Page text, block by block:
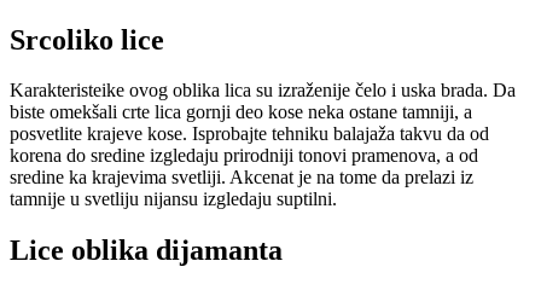
Srcoliko lice
Karakteristeike ovog oblika lica su izraženije čelo i uska brada. Da
biste omekšali crte lica gornji deo kose neka ostane tamniji, a
posvetlite krajeve kose. Isprobajte tehniku balajaža takvu da od
korena do sredine izgledaju prirodniji tonovi pramenova, a od
sredine ka krajevima svetliji. Akcenat je na tome da prelazi iz
tamnije u svetliju nijansu izgledaju suptilni.
Lice oblika dijamanta